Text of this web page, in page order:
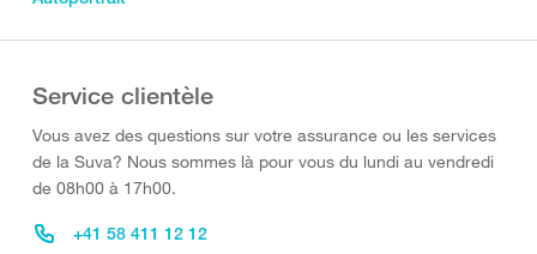
Service clientèle
Vous avez des questions sur votre assurance ou les services
de la Suva? Nous sommes là pour vous du lundi au vendredi
de 08h00 à 17h00.
+41 58 411 12 12